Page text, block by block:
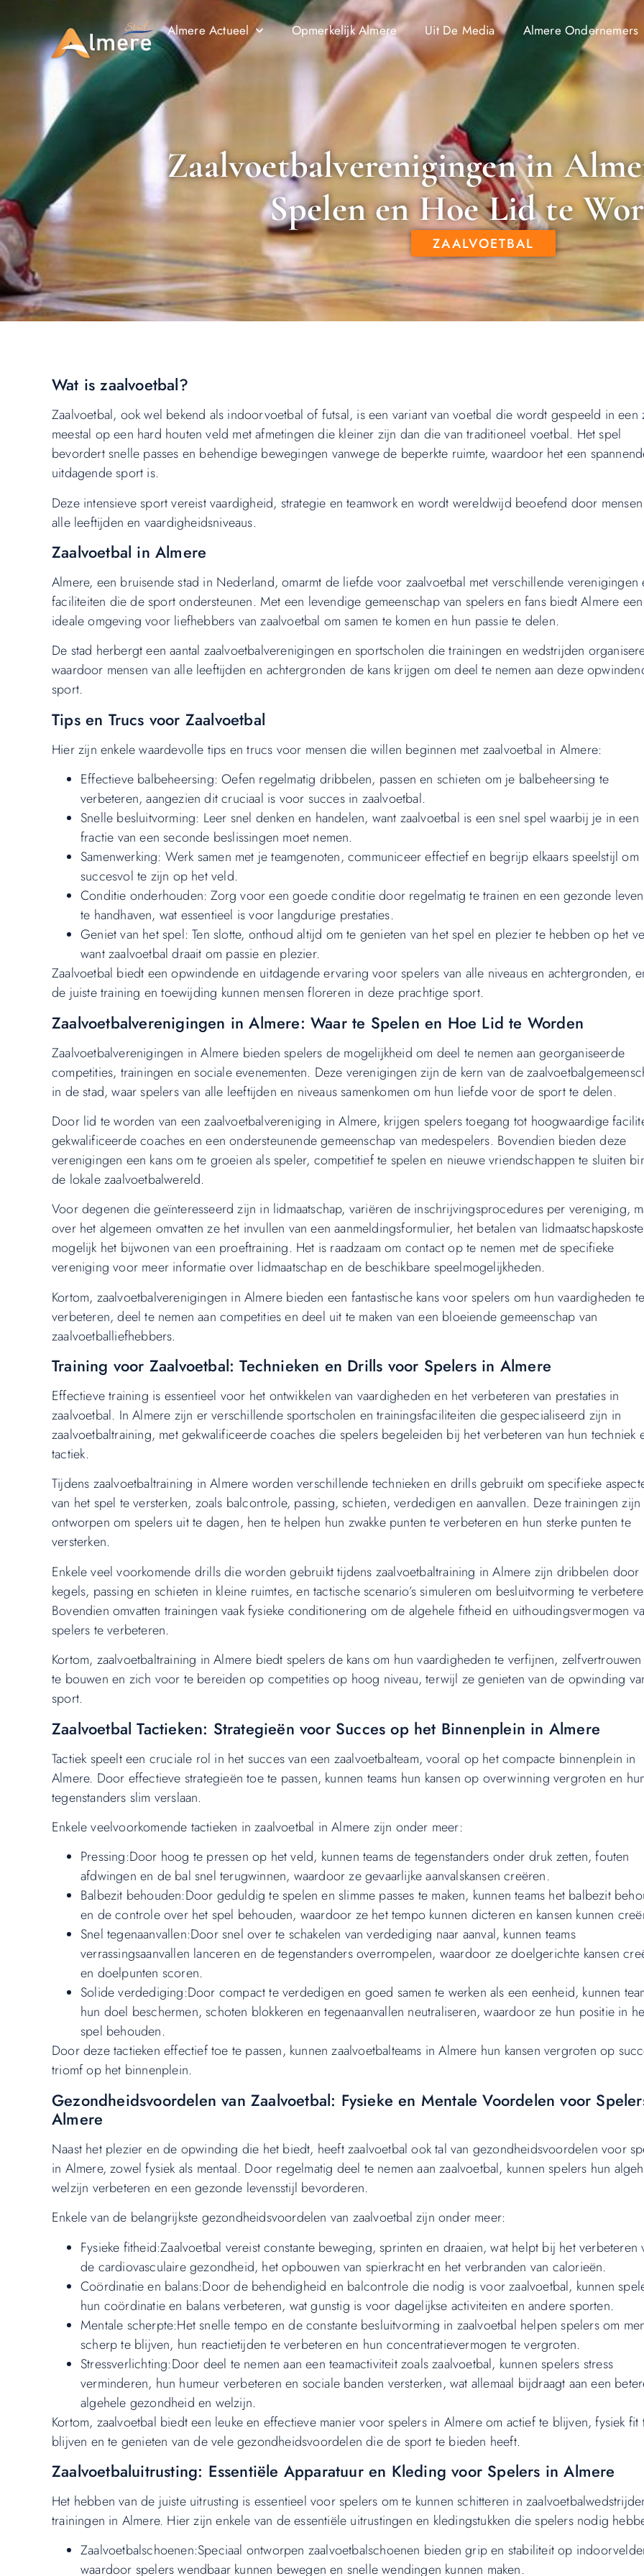
Almere Actueel Opmerkelijk Almere Uit De Media Almere Ondernemers
Zaalvoetbalverenigingen in
Spelen en Hoe Lid te
ZAALVOETBAL
Wat is zaalvoetbal?
Zaalvoetbal, ook wel bekend als indoorvoetbal of futsal, is een variant van voetbal die wordt gespeeld in een
meestal op een hard houten veld met afmetingen die kleiner zijn dan die van traditioneel voetbal. Het spel
bevordert snelle passes en behendige bewegingen vanwege de beperkte ruimte, waardoor het een
uitdagende sport is.
Deze intensieve sport vereist vaardigheid, strategie en teamwork en wordt wereldwijd beoefend door
alle leeftijden en vaardigheidsniveaus.
Zaalvoetbal in Almere
Almere, een bruisende stad in Nederland, omarmt de liefde voor zaalvoetbal met verschillende verenigingen
faciliteiten die de sport ondersteunen. Met een levendige gemeenschap van spelers en fans biedt Almere een
ideale omgeving voor liefhebbers van zaalvoetbal om samen te komen en hun passie te delen.
De stad herbergt een aantal zaalvoetbalverenigingen en sportscholen die trainingen en wedstrijden
waardoor mensen van alle leeftijden en achtergronden de kans krijgen om deel te nemen aan deze
sport.
Tips en Trucs voor Zaalvoetbal
Hier zijn enkele waardevolle tips en trucs voor mensen die willen beginnen met zaalvoetbal in Almere:
Effectieve balbeheersing: Oefen regelmatig dribbelen, passen en schieten om je balbeheersing te
verbeteren, aangezien dit cruciaal is voor succes in zaalvoetbal.
Snelle besluitvorming: Leer snel denken en handelen, want zaalvoetbal is een snel spel waarbij je in een
fractie van een seconde beslissingen moet nemen.
Samenwerking: Werk samen met je teamgenoten, communiceer effectief en begrijp elkaars speelstijl om
succesvol te zijn op het veld.
Conditie onderhouden: Zorg voor een goede conditie door regelmatig te trainen en een gezonde
te handhaven, wat essentieel is voor langdurige prestaties.
Geniet van het spel: Ten slotte, onthoud altijd om te genieten van het spel en plezier te hebben op het
want zaalvoetbal draait om passie en plezier.
Zaalvoetbal biedt een opwindende en uitdagende ervaring voor spelers van alle niveaus en achtergronden,
de juiste training en toewijding kunnen mensen floreren in deze prachtige sport.
Zaalvoetbalverenigingen in Almere: Waar te Spelen en Hoe Lid te Worden
Zaalvoetbalverenigingen in Almere bieden spelers de mogelijkheid om deel te nemen aan georganiseerde
competities, trainingen en sociale evenementen. Deze verenigingen zijn de kern van de
in de stad, waar spelers van alle leeftijden en niveaus samenkomen om hun liefde voor de sport te delen.
Door lid te worden van een zaalvoetbalvereniging in Almere, krijgen spelers toegang tot hoogwaardige
gekwalificeerde coaches en een ondersteunende gemeenschap van medespelers. Bovendien bieden deze
verenigingen een kans om te groeien als speler, competitief te spelen en nieuwe vriendschappen te sluiten
de lokale zaalvoetbalwereld.
Voor degenen die geïnteresseerd zijn in lidmaatschap, variëren de inschrijvingsprocedures per vereniging,
over het algemeen omvatten ze het invullen van een aanmeldingsformulier, het betalen van
mogelijk het bijwonen van een proeftraining. Het is raadzaam om contact op te nemen met de specifieke
vereniging voor meer informatie over lidmaatschap en de beschikbare speelmogelijkheden.
Kortom, zaalvoetbalverenigingen in Almere bieden een fantastische kans voor spelers om hun vaardigheden te
verbeteren, deel te nemen aan competities en deel uit te maken van een bloeiende gemeenschap van
zaalvoetballiefhebbers.
Training voor Zaalvoetbal: Technieken en Drills voor Spelers in Almere
Effectieve training is essentieel voor het ontwikkelen van vaardigheden en het verbeteren van prestaties in
zaalvoetbal. In Almere zijn er verschillende sportscholen en trainingsfaciliteiten die gespecialiseerd zijn in
zaalvoetbaltraining, met gekwalificeerde coaches die spelers begeleiden bij het verbeteren van hun techniek
tactiek.
Tijdens zaalvoetbaltraining in Almere worden verschillende technieken en drills gebruikt om specifieke
van het spel te versterken, zoals balcontrole, passing, schieten, verdedigen en aanvallen. Deze trainingen zijn
ontworpen om spelers uit te dagen, hen te helpen hun zwakke punten te verbeteren en hun sterke punten te
versterken.
Enkele veel voorkomende drills die worden gebruikt tijdens zaalvoetbaltraining in Almere zijn dribbelen door
kegels, passing en schieten in kleine ruimtes, en tactische scenario’s simuleren om besluitvorming te
Bovendien omvatten trainingen vaak fysieke conditionering om de algehele fitheid en uithoudingsvermogen
spelers te verbeteren.
Kortom, zaalvoetbaltraining in Almere biedt spelers de kans om hun vaardigheden te verfijnen,
te bouwen en zich voor te bereiden op competities op hoog niveau, terwijl ze genieten van de opwinding
sport.
Zaalvoetbal Tactieken: Strategieën voor Succes op het Binnenplein in Almere
Tactiek speelt een cruciale rol in het succes van een zaalvoetbalteam, vooral op het compacte binnenplein in
Almere. Door effectieve strategieën toe te passen, kunnen teams hun kansen op overwinning vergroten en
tegenstanders slim verslaan.
Enkele veelvoorkomende tactieken in zaalvoetbal in Almere zijn onder meer:
Pressing:Door hoog te pressen op het veld, kunnen teams de tegenstanders onder druk zetten, fouten
afdwingen en de bal snel terugwinnen, waardoor ze gevaarlijke aanvalskansen creëren.
Balbezit behouden:Door geduldig te spelen en slimme passes te maken, kunnen teams het balbezit
en de controle over het spel behouden, waardoor ze het tempo kunnen dicteren en kansen kunnen
Snel tegenaanvallen:Door snel over te schakelen van verdediging naar aanval, kunnen teams
verrassingsaanvallen lanceren en de tegenstanders overrompelen, waardoor ze doelgerichte kansen
en doelpunten scoren.
Solide verdediging:Door compact te verdedigen en goed samen te werken als een eenheid, kunnen
hun doel beschermen, schoten blokkeren en tegenaanvallen neutraliseren, waardoor ze hun positie in
spel behouden.
Door deze tactieken effectief toe te passen, kunnen zaalvoetbalteams in Almere hun kansen vergroten op
triomf op het binnenplein.
Gezondheidsvoordelen van Zaalvoetbal: Fysieke en Mentale Voordelen voor
Almere
Naast het plezier en de opwinding die het biedt, heeft zaalvoetbal ook tal van gezondheidsvoordelen voor
in Almere, zowel fysiek als mentaal. Door regelmatig deel te nemen aan zaalvoetbal, kunnen spelers hun
welzijn verbeteren en een gezonde levensstijl bevorderen.
Enkele van de belangrijkste gezondheidsvoordelen van zaalvoetbal zijn onder meer:
Fysieke fitheid:Zaalvoetbal vereist constante beweging, sprinten en draaien, wat helpt bij het verbeteren
de cardiovasculaire gezondheid, het opbouwen van spierkracht en het verbranden van calorieën.
Coördinatie en balans:Door de behendigheid en balcontrole die nodig is voor zaalvoetbal, kunnen
hun coördinatie en balans verbeteren, wat gunstig is voor dagelijkse activiteiten en andere sporten.
Mentale scherpte:Het snelle tempo en de constante besluitvorming in zaalvoetbal helpen spelers om
scherp te blijven, hun reactietijden te verbeteren en hun concentratievermogen te vergroten.
Stressverlichting:Door deel te nemen aan een teamactiviteit zoals zaalvoetbal, kunnen spelers stress
verminderen, hun humeur verbeteren en sociale banden versterken, wat allemaal bijdraagt aan een
algehele gezondheid en welzijn.
Kortom, zaalvoetbal biedt een leuke en effectieve manier voor spelers in Almere om actief te blijven, fysiek fit
blijven en te genieten van de vele gezondheidsvoordelen die de sport te bieden heeft.
Zaalvoetbaluitrusting: Essentiële Apparatuur en Kleding voor Spelers in Almere
Het hebben van de juiste uitrusting is essentieel voor spelers om te kunnen schitteren in
trainingen in Almere. Hier zijn enkele van de essentiële uitrustingen en kledingstukken die spelers nodig
Zaalvoetbalschoenen:Speciaal ontworpen zaalvoetbalschoenen bieden grip en stabiliteit op
waardoor spelers wendbaar kunnen bewegen en snelle wendingen kunnen maken.